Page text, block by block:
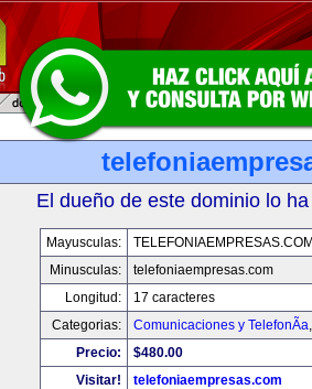
El dueño de este dominio lo
Mayusculas:
Minusculas:
telefoniaempresas.com
Longitud:
17 caracteres
Categorias:
Comunicaciones y TelefonÃ­a
Precio:
$480.00
Visitar!
telefoniaempresas.com